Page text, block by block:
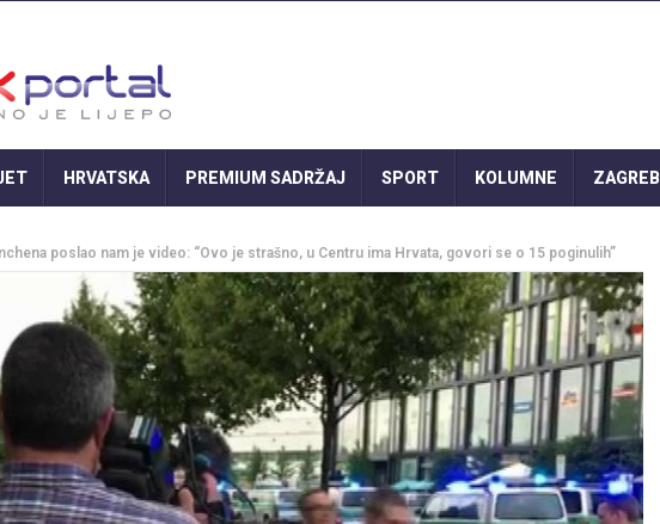
HRVATSKA PREMIUM SADRŽAJ SPORT KOLUMNE ZAGREB
poslao nam je video: “Ovo je strašno, u Centru ima Hrvata, govori se o 15 poginulih”